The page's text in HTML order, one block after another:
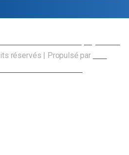
réservés | Propulsé par